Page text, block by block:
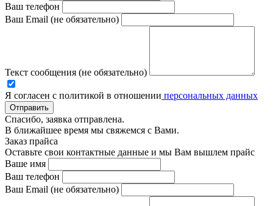
Ваш телефон
Ваш Email (не обязательно)
Текст сообщения (не обязательно)
Я согласен с политикой в отношении персональных данных
Отправить
Спасибо, заявка отправлена.
В ближайшее время мы свяжемся с Вами.
Заказ прайса
Оставьте свои контактные данные и мы Вам вышлем прайс
Ваше имя
Ваш телефон
Ваш Email (не обязательно)